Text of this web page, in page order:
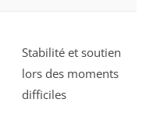
Stabilité et soutien
lors des moments
difficiles